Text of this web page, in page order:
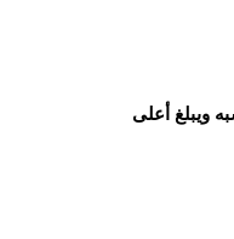
ويبلغ أعلى